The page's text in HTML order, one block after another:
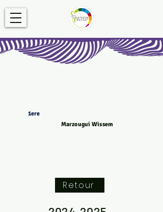
1ere
Marzougui Wissem
Retour